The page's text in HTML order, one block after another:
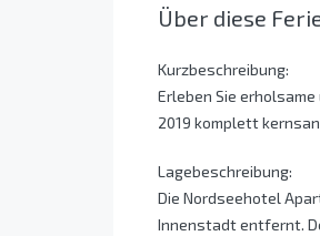
Über diese
Kurzbeschreibung:
Erleben Sie
2019 komplett
Lagebeschreibung:
Die Nordseehotel
Innenstadt entfernt.